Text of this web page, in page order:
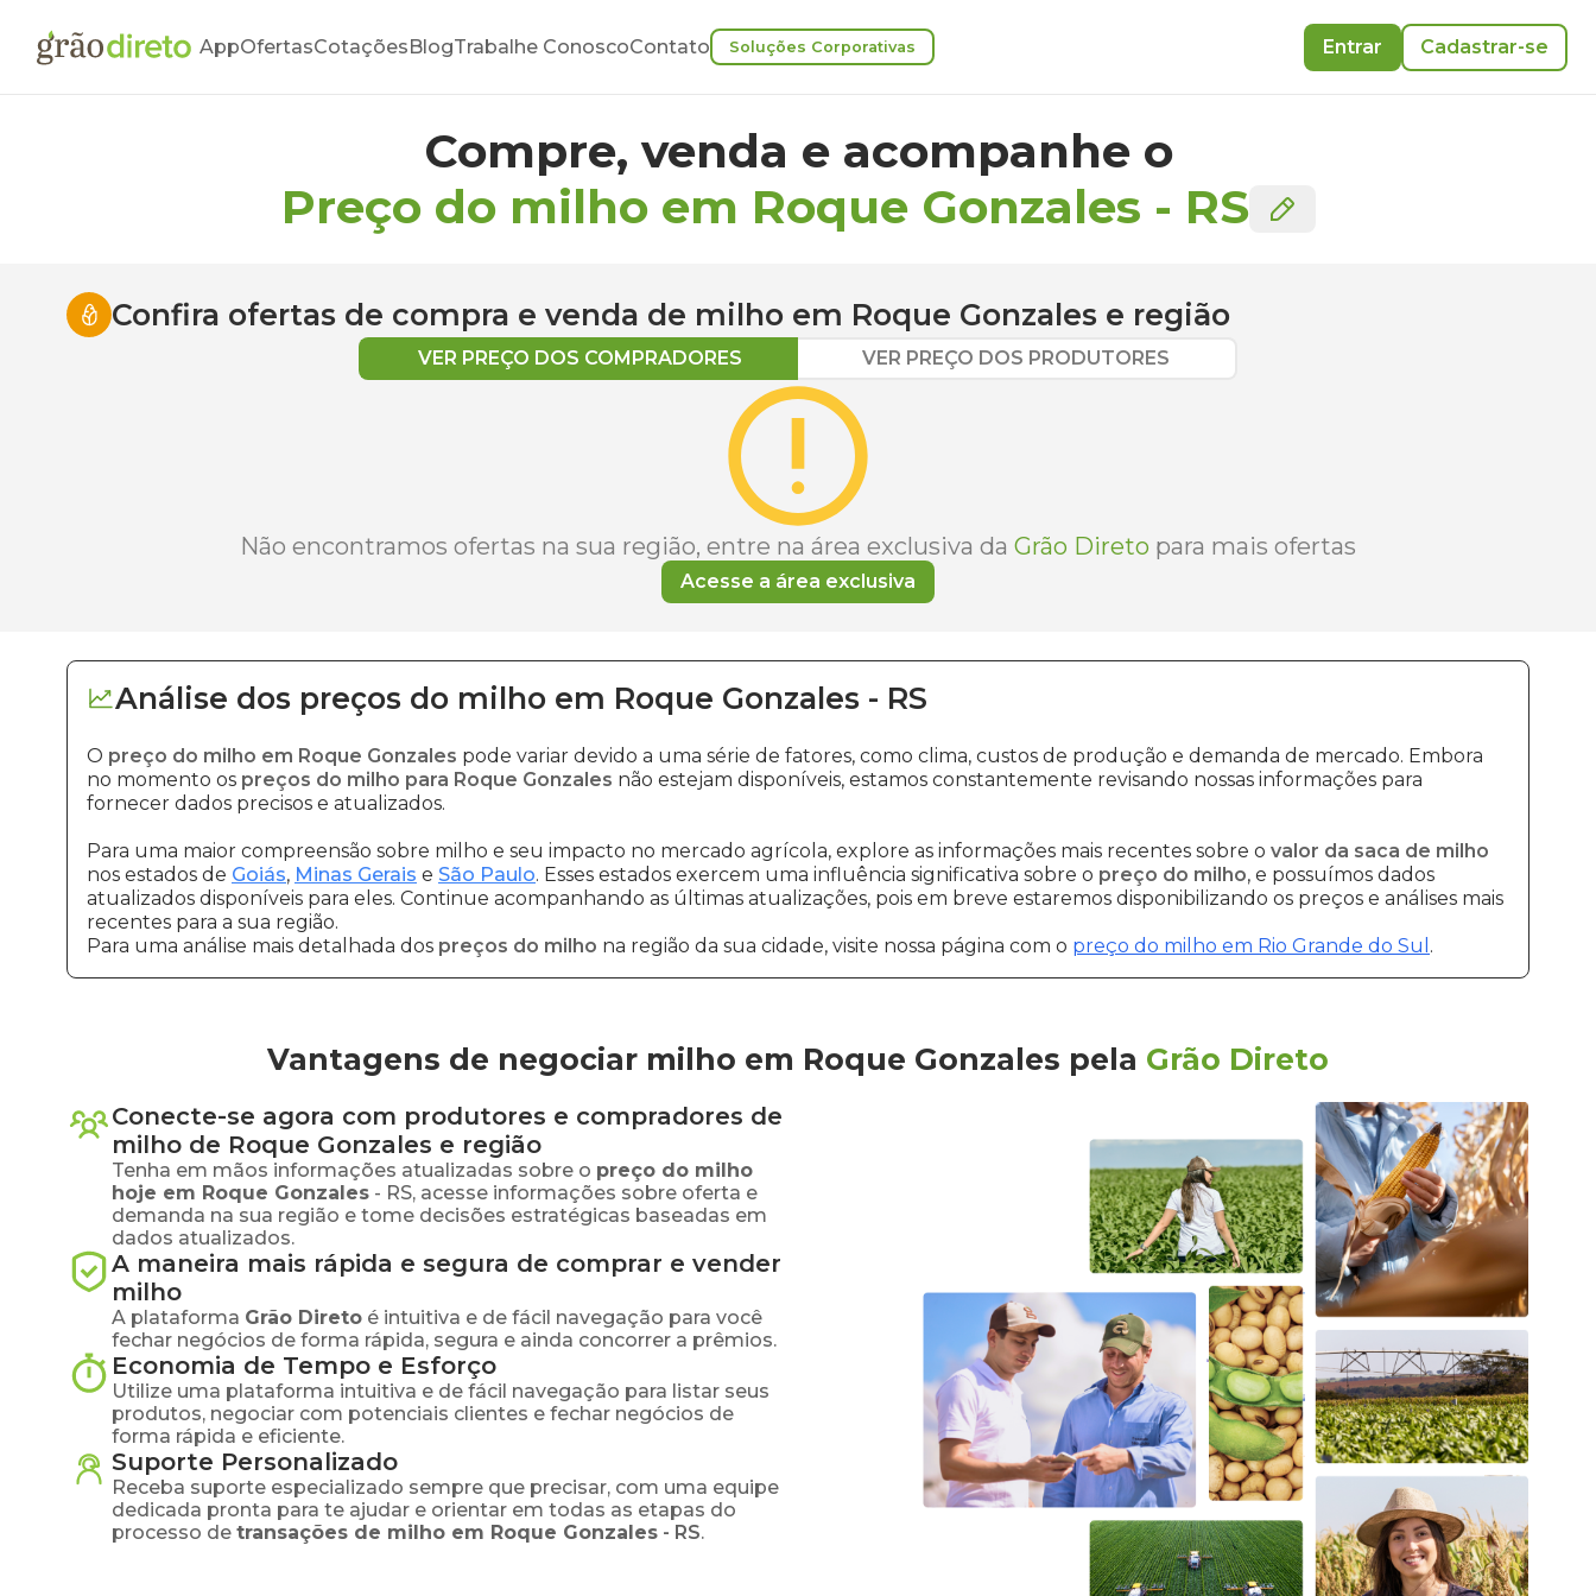
AppOfertasCotaçõesBlogTrabalhe ConoscoContato Soluções Corporativas Entrar Cadastrar-se
Compre, venda e acompanhe o
Preço do milho em Roque Gonzales - RS
Confira ofertas de compra e venda de milho em Roque Gonzales e região
VER PREÇO DOS COMPRADORES VER PREÇO DOS PRODUTORES
Não encontramos ofertas na sua região, entre na área exclusiva da Grão Direto para mais ofertas
Acesse a área exclusiva
Análise dos preços do milho em Roque Gonzales - RS
O preço do milho em Roque Gonzales pode variar devido a uma série de fatores, como clima, custos de produção e demanda de mercado. Embora
no momento os preços do milho para Roque Gonzales não estejam disponíveis, estamos constantemente revisando nossas informações para
fornecer dados precisos e atualizados.
Para uma maior compreensão sobre milho e seu impacto no mercado agrícola, explore as informações mais recentes sobre o valor da saca de milho
nos estados de Goiás, Minas Gerais e São Paulo. Esses estados exercem uma influência significativa sobre o preço do milho, e possuímos dados
atualizados disponíveis para eles. Continue acompanhando as últimas atualizações, pois em breve estaremos disponibilizando os preços e análises mais
recentes para a sua região.
Para uma análise mais detalhada dos preços do milho na região da sua cidade, visite nossa página com o preço do milho em Rio Grande do Sul .
Vantagens de negociar milho em Roque Gonzales pela Grão Direto
Conecte-se agora com produtores e compradores de
milho de Roque Gonzales e região
Tenha em mãos informações atualizadas sobre o preço do milho
hoje em Roque Gonzales - RS, acesse informações sobre oferta e
demanda na sua região e tome decisões estratégicas baseadas em
dados atualizados.
A maneira mais rápida e segura de comprar e vender
milho
A plataforma Grão Direto é intuitiva e de fácil navegação para você
fechar negócios de forma rápida, segura e ainda concorrer a prêmios.
Economia de Tempo e Esforço
Utilize uma plataforma intuitiva e de fácil navegação para listar seus
produtos, negociar com potenciais clientes e fechar negócios de
forma rápida e eficiente.
Suporte Personalizado
Receba suporte especializado sempre que precisar, com uma equipe
dedicada pronta para te ajudar e orientar em todas as etapas do
processo de transações de milho em Roque Gonzales - RS.